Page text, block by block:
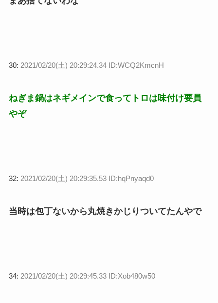
30: 2021/02/20(土) 20:29:24.34 ID:WCQ2KmcnH
ねぎま鍋はネギメインで食ってトロは味付け要員
やぞ
32: 2021/02/20(土) 20:29:35.53 ID:hqPnyaqd0
当時は包丁ないから丸焼きかじりついてたんやで
34: 2021/02/20(土) 20:29:45.33 ID:Xob480w50